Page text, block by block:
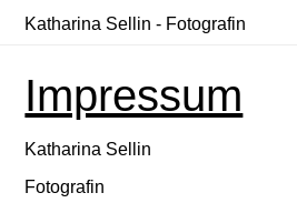
Katharina Sellin - Fotografin
Impressum
Katharina Sellin
Fotografin